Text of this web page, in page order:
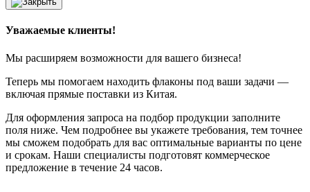
Уважаемые клиенты!
Мы расширяем возможности для вашего бизнеса!
Теперь мы помогаем находить флаконы под ваши задачи —
включая прямые поставки из Китая.
Для оформления запроса на подбор продукции заполните
поля ниже. Чем подробнее вы укажете требования, тем точнее
мы сможем подобрать для вас оптимальные варианты по цене
и срокам. Наши специалисты подготовят коммерческое
предложение в течение 24 часов.